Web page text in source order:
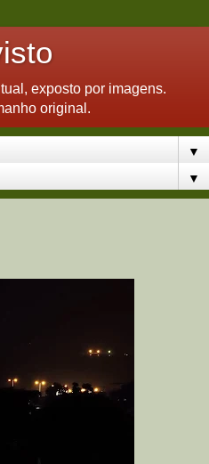
exposto por imagens.
original.
▼
▼